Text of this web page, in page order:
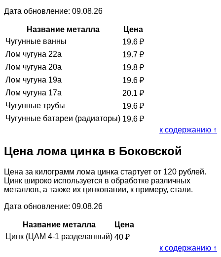
Дата обновление: 09.08.26
Название металла
Цена
Чугунные ванны
19.6 ₽
Лом чугуна 22а
19.7 ₽
Лом чугуна 20а
19.8 ₽
Лом чугуна 19а
19.6 ₽
Лом чугуна 17а
20.1 ₽
Чугунные трубы
19.6 ₽
Чугунные батареи (радиаторы) 19.6 ₽
к содержанию ↑
Цена лома цинка в Боковской
Цена за килограмм лома цинка стартует от 120 рублей.
Цинк широко используется в обработке различных
металлов, а также их цинковании, к примеру, стали.
Дата обновление: 09.08.26
Название металла
Цена
Цинк (ЦАМ 4-1 разделанный) 40 ₽
к содержанию ↑